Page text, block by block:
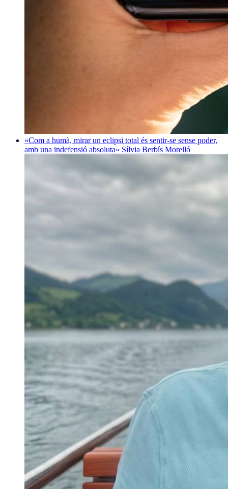
«Com a humà, mirar un eclipsi total és sentir-se sense poder,
amb una indefensió absoluta» Sílvia Berbís Morelló